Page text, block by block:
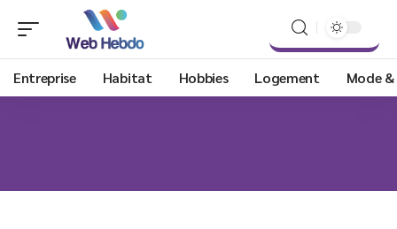
Entreprise Habitat Hobbies Logement Mode